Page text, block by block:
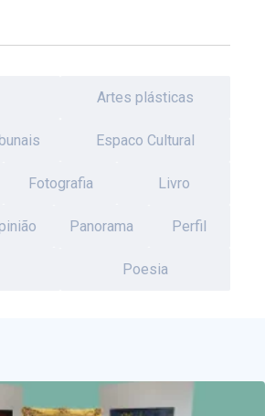
Artes plásticas
Espaco Cultural
Fotografia Livro
Panorama Perfil
Poesia